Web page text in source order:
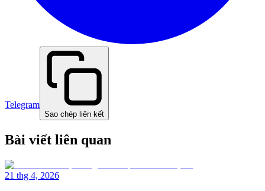
Telegram
Sao chép liên kết
Bài viết liên quan
21 thg 4, 2026